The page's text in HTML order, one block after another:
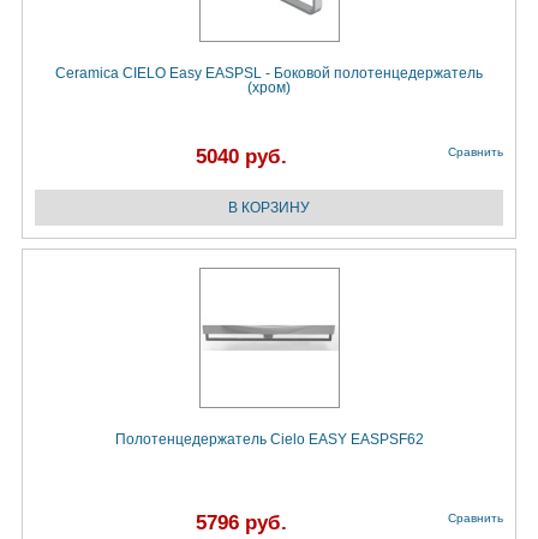
Ceramica CIELO Easy EASPSL - Боковой полотенцедержатель
(хром)
5040 руб. Сравнить
Полотенцедержатель Cielo EASY EASPSF62
5796 руб. Сравнить